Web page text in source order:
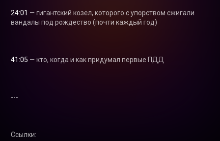
24:01 — гигантский козел, которого с упорством сжигали
вандалы под рождество (почти каждый год)
41:05 — кто, когда и как придумал первые ПДД
---
Ссылки: